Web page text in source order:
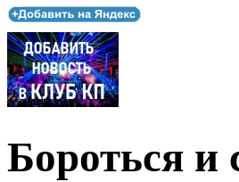
Бороться и